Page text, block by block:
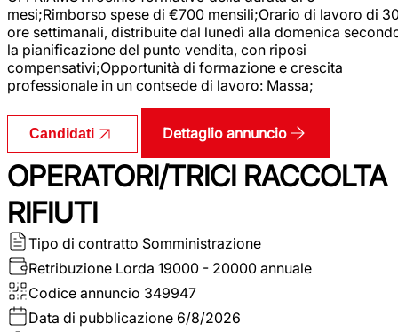
mesi;Rimborso spese di €700 mensili;Orario di lavoro di
ore settimanali, distribuite dal lunedì alla domenica
la pianificazione del punto vendita, con riposi
compensativi;Opportunità di formazione e crescita
professionale in un contsede di lavoro: Massa;
Candidati Dettaglio annuncio
OPERATORI/TRICI RACCOLTA
RIFIUTI
Tipo di contratto Somministrazione
Retribuzione Lorda 19000 - 20000 annuale
Codice annuncio 349947
Data di pubblicazione 6/8/2026